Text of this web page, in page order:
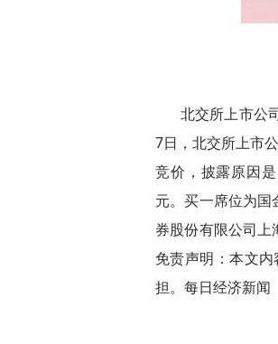
北交所上市公
7日，北交所上市
竞价，披露原因
元。买一席位为
券股份有限公司上
免责声明：本文
担。每日经济新闻